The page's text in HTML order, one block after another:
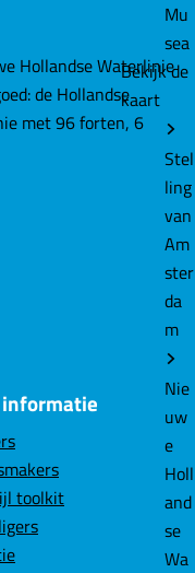
Mu
sea
Bekijk de
kaart
Stel
ling
van
Am
ster
da
m
Nie
uw
e
Holl
and
se
Wa
Hollandse Waterlinie
de Hollandse
met 96 forten, 6
toolkit